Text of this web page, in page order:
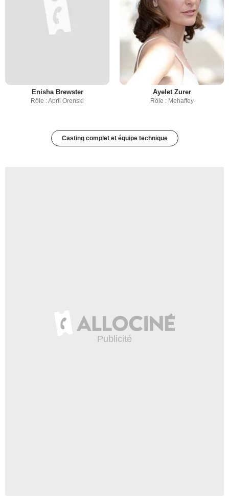
Enisha Brewster
Rôle : April Orenski
Ayelet Zurer
Rôle : Mehaffey
Casting complet et équipe technique